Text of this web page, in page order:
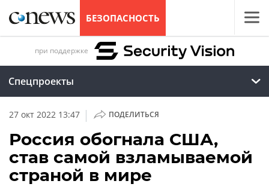
БЕЗОПАСНОСТЬ
при поддержке
Спецпроекты
27 окт 2022 13:47 | ПОДЕЛИТЬСЯ
Россия обогнала США,
став самой взламываемой
страной в мире